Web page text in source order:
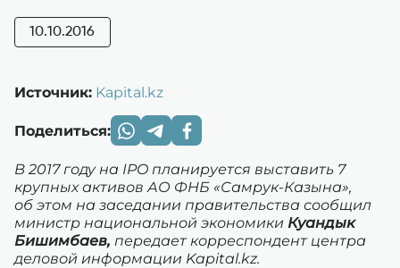
10.10.2016
Источник: Kapital.kz
Поделиться:
В 2017 году на IPO планируется выставить 7
крупных активов АО ФНБ «Самрук-Казына»,
об этом на заседании правительства сообщил
министр национальной экономики Куандык
Бишимбаев, передает корреспондент центра
деловой информации Kapital.kz.